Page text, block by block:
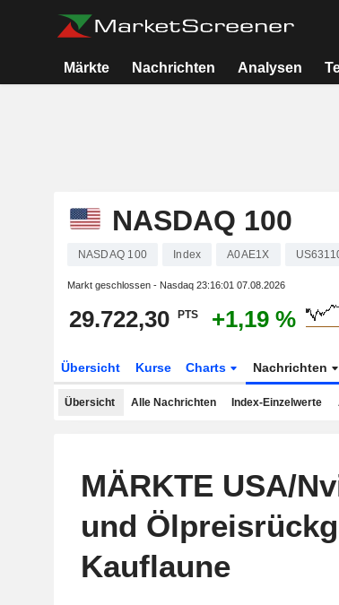
Märkte Nachrichten Analysen
NASDAQ 100
NASDAQ 100 Index A0AE1X
Markt geschlossen - Nasdaq 23:16:01 07.08.2026
29.722,30 PTS +1,19 %
Übersicht Kurse Charts Nachrichten
Übersicht Alle Nachrichten Index-Einzelwerte
MÄRKTE USA/
und
Kauflaune